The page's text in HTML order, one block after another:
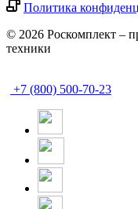
Политика
© 2026 Роскомплект –
техники
+7 (800) 500-70-23